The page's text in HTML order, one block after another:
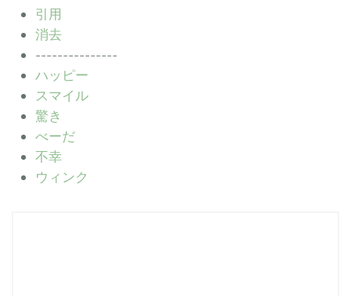
引用
消去
---------------
ハッピー
スマイル
驚き
べーだ
不幸
ウィンク